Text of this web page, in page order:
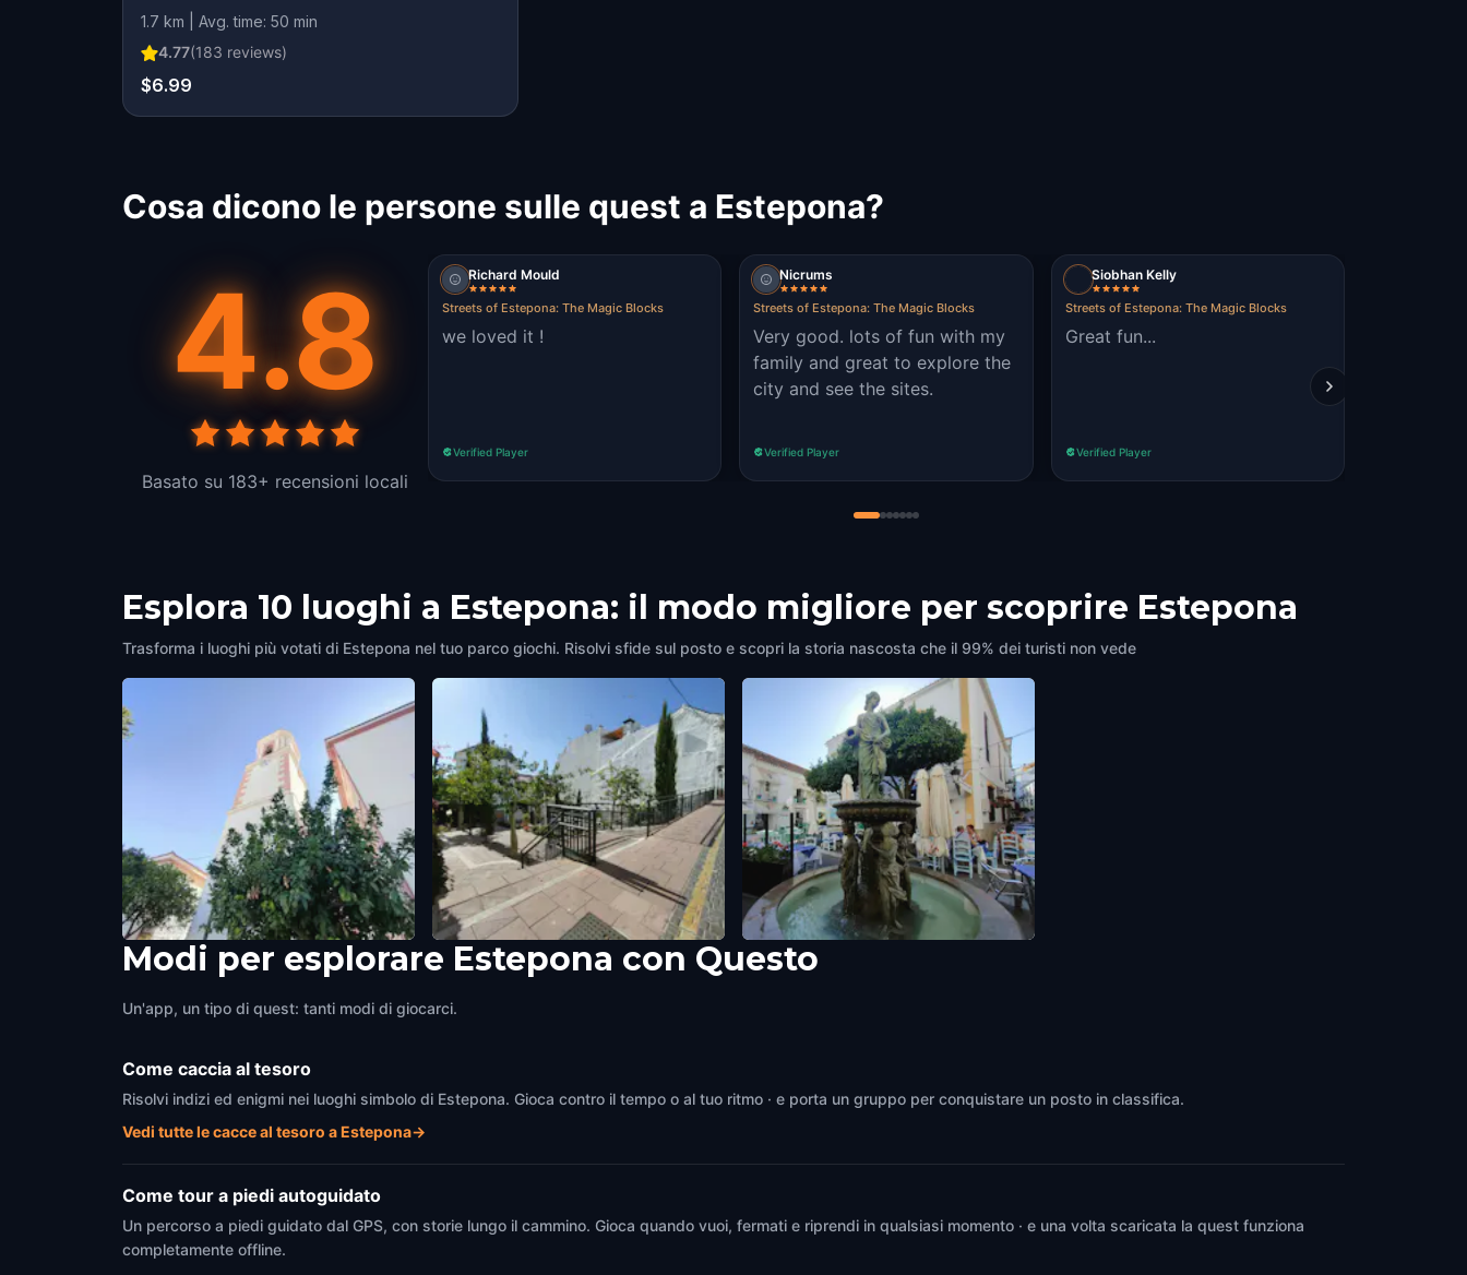
1.7 km | Avg. time: 50 min
4.77(183 reviews)
$6.99
Cosa dicono le persone sulle quest a Estepona?
4.8
Basato su 183+ recensioni locali
Richard Mould
Streets of Estepona: The Magic Blocks
we loved it !
Verified Player
Nicrums
Streets of Estepona: The Magic Blocks
Very good. lots of fun with my
family and great to explore the
city and see the sites.
Verified Player
Siobhan Kelly
Streets of Estepona: The Magic Blocks
Great fun...
Verified Player
Esplora 10 luoghi a Estepona: il modo migliore per scoprire Estepona
Trasforma i luoghi più votati di Estepona nel tuo parco giochi. Risolvi sfide sul posto e scopri la storia nascosta che il 99% dei turisti non vede
PLAZA DEL RELOJ PLAZA ANTONIO GALA PLAZA DOCTOR ARCE
Modi per esplorare Estepona con Questo
Un'app, un tipo di quest: tanti modi di giocarci.
Come caccia al tesoro
Risolvi indizi ed enigmi nei luoghi simbolo di Estepona. Gioca contro il tempo o al tuo ritmo · e porta un gruppo per conquistare un posto in classifica.
Vedi tutte le cacce al tesoro a Estepona→
Come tour a piedi autoguidato
Un percorso a piedi guidato dal GPS, con storie lungo il cammino. Gioca quando vuoi, fermati e riprendi in qualsiasi momento · e una volta scaricata la quest funziona
completamente offline.